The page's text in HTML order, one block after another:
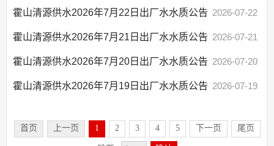
霍山清源供水2026年7月22日出厂水水质公告 2026-07-22
霍山清源供水2026年7月21日出厂水水质公告 2026-07-21
霍山清源供水2026年7月20日出厂水水质公告 2026-07-20
霍山清源供水2026年7月19日出厂水水质公告 2026-07-19
首页 上一页 1 2 3 4 5 下一页 尾页